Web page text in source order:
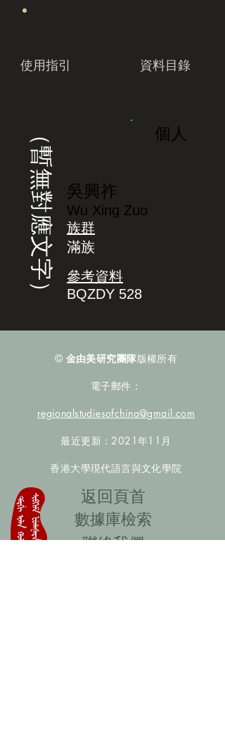
使用指引 資料目錄
（暫無對應文字） 個人
吳興祚
Wu Xing Zuo
族群
滿族
參考資料
BQZDY 528
© 金由美研究團隊版權所有
電子郵件：
regionalstudiesofchina@gmail.com
最近更新：2021年11月
香港大學現代語言與文化學院
​返回頁首
數據庫檢索
聯絡我們